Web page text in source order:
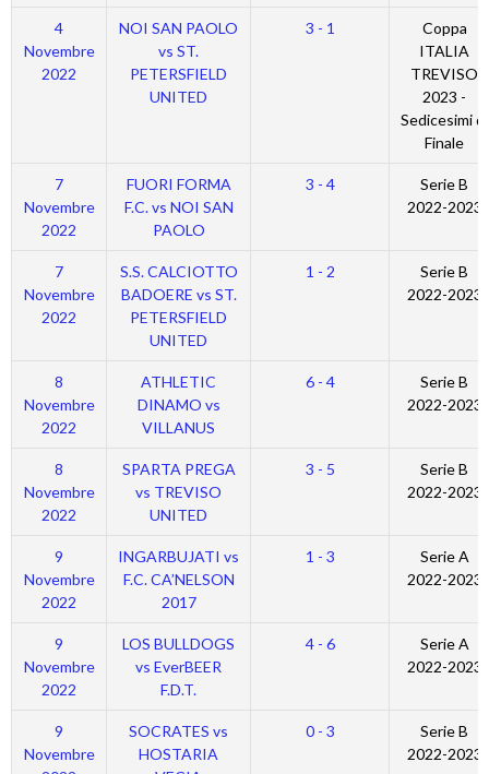
4
Novembre
2022
NOI SAN PAOLO
vs ST.
PETERSFIELD
UNITED
3 - 1
Coppa
ITALIA
TREVISO
2023 -
Sedicesimi di
Finale
7
Novembre
2022
FUORI FORMA
F.C. vs NOI SAN
PAOLO
3 - 4
Serie B
2022-2023
7
Novembre
2022
S.S. CALCIOTTO
BADOERE vs ST.
PETERSFIELD
UNITED
1 - 2
Serie B
2022-2023
8
Novembre
2022
ATHLETIC
DINAMO vs
VILLANUS
6 - 4
Serie B
2022-2023
8
Novembre
2022
SPARTA PREGA
vs TREVISO
UNITED
3 - 5
Serie B
2022-2023
9
Novembre
2022
INGARBUJATI vs
F.C. CA’NELSON
2017
1 - 3
Serie A
2022-2023
9
Novembre
2022
LOS BULLDOGS
vs EverBEER
F.D.T.
4 - 6
Serie A
2022-2023
9
Novembre
SOCRATES vs
HOSTARIA
0 - 3
Serie B
2022-2023